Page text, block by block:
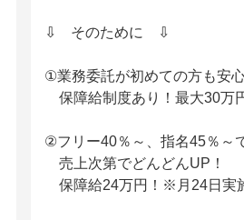
⇩ そのために ⇩
①業務委託が初めての方も安
保障給制度あり！最大30万
②フリー40％～、指名45％～
売上次第でどんどんUP！
保障給24万円！※月24日実